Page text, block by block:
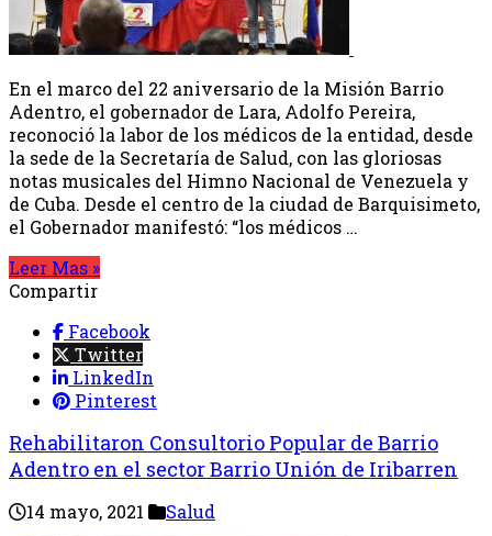
En el marco del 22 aniversario de la Misión Barrio
Adentro, el gobernador de Lara, Adolfo Pereira,
reconoció la labor de los médicos de la entidad, desde
la sede de la Secretaría de Salud, con las gloriosas
notas musicales del Himno Nacional de Venezuela y
de Cuba. Desde el centro de la ciudad de Barquisimeto,
el Gobernador manifestó: “los médicos …
Leer Mas »
Compartir
Facebook
Twitter
LinkedIn
Pinterest
Rehabilitaron Consultorio Popular de Barrio
Adentro en el sector Barrio Unión de Iribarren
14 mayo, 2021 Salud